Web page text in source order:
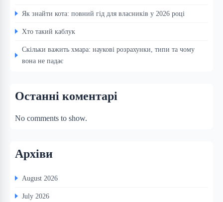
Як знайти кота: повний гід для власників у 2026 році
Хто такий каблук
Скільки важить хмара: наукові розрахунки, типи та чому
вона не падає
Останні коментарі
No comments to show.
Архіви
August 2026
July 2026